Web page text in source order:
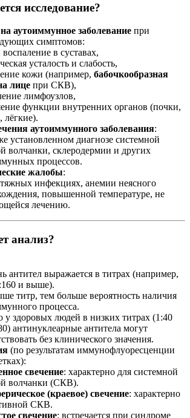
исследование?
аутоиммунное заболевание при
симптомов:
в суставах,
усталость и слабость,
кожи (например, бабочкообразная
лице при СКВ),
лимфоузлов,
функции внутренних органов (почки,
лёгкие).
аутоиммунного заболевания:
установленном диагнозе системной
волчанки, склеродермии и других
процессов.
жалобы:
инфекциях, анемии неясного
повышенной температуре, не
лечению.
анализ?
антител выражается в титрах (например,
и выше).
титр, тем больше вероятность наличия
процесса.
у здоровых людей в низких титрах (1:40
антинуклеарные антитела могут
без клинического значения.
(по результатам иммунофлуоресценции
свечение: характерно для системной
волчанки (СКВ).
(краевое) свечение: характерно
СКВ.
свечение: встречается при синдроме